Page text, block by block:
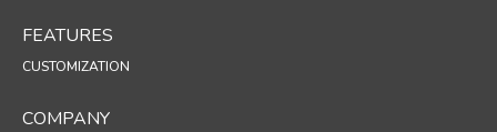
FEATURES
CUSTOMIZATION
COMPANY